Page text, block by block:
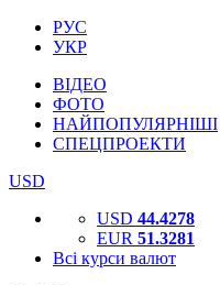
РУС
УКР
ВІДЕО
ФОТО
НАЙПОПУЛЯРНІШІ
СПЕЦПРОЕКТИ
USD
USD 44.4278
EUR 51.3281
Всі курси валют